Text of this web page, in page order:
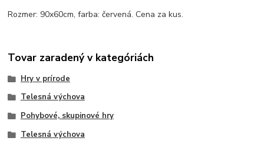
Rozmer: 90x60cm, farba: červená. Cena za kus.
Tovar zaradený v kategóriách
Hry v prírode
Telesná výchova
Pohybové, skupinové hry
Telesná výchova